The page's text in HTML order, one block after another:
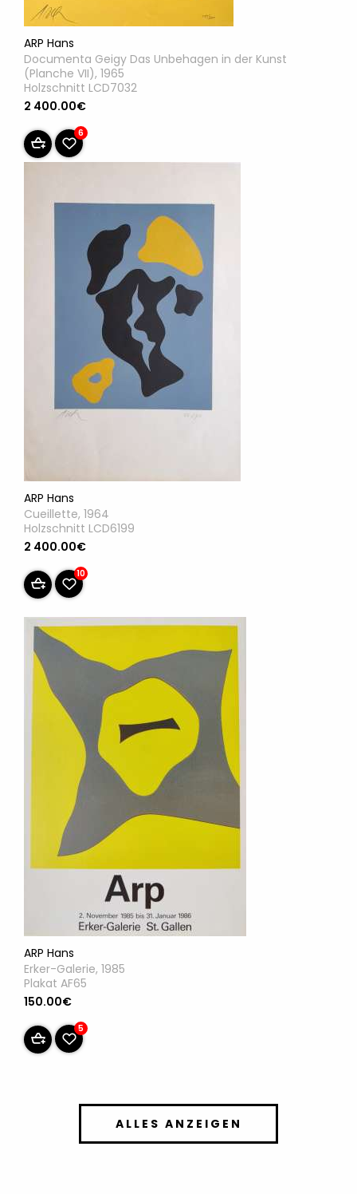
ARP Hans
Documenta Geigy Das Unbehagen in der Kunst
(Planche VII), 1965
Holzschnitt LCD7032
2 400.00€
6
ARP Hans
Cueillette, 1964
Holzschnitt LCD6199
2 400.00€
10
ARP Hans
Erker-Galerie, 1985
Plakat AF65
150.00€
5
ALLES ANZEIGEN